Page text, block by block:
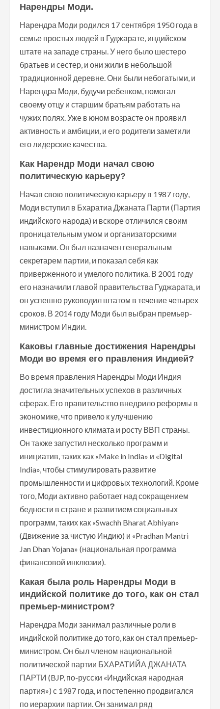
Нарендры Моди.
Нарендра Моди родился 17 сентября 1950 года в
семье простых людей в Гуджарате, индийском
штате на западе страны. У него было шестеро
братьев и сестер, и они жили в небольшой
традиционной деревне. Они были небогатыми, и
Нарендра Моди, будучи ребенком, помогал
своему отцу и старшим братьям работать на
чужих полях. Уже в юном возрасте он проявил
активность и амбиции, и его родители заметили
его лидерские качества.
Как Нарендр Моди начал свою
политическую карьеру?
Начав свою политическую карьеру в 1987 году,
Моди вступил в Бхаратиа Джаната Парти (Партия
индийского народа) и вскоре отличился своим
проницательным умом и организаторскими
навыками. Он был назначен генеральным
секретарем партии, и показал себя как
приверженного и умелого политика. В 2001 году
его назначили главой правительства Гуджарата, и
он успешно руководил штатом в течение четырех
сроков. В 2014 году Моди был выбран премьер-
министром Индии.
Каковы главные достижения Нарендры
Моди во время его правления Индией?
Во время правления Нарендры Моди Индия
достигла значительных успехов в различных
сферах. Его правительство внедрило реформы в
экономике, что привело к улучшению
инвестиционного климата и росту ВВП страны.
Он также запустил несколько программ и
инициатив, таких как «Make in India» и «Digital
India», чтобы стимулировать развитие
промышленности и цифровых технологий. Кроме
того, Моди активно работает над сокращением
бедности в стране и развитием социальных
программ, таких как «Swachh Bharat Abhiyan»
(Движение за чистую Индию) и «Pradhan Mantri
Jan Dhan Yojana» (национальная программа
финансовой инклюзии).
Какая была роль Нарендры Моди в
индийской политике до того, как он стал
премьер-министром?
Нарендра Моди занимал различные роли в
индийской политике до того, как он стал премьер-
министром. Он был членом национальной
политической партии БХАРАТИЙА ДЖАНАТА
ПАРТИ (BJP, по-русски «Индийская народная
партия») с 1987 года, и постепенно продвигался
по иерархии партии. Он занимал ряд